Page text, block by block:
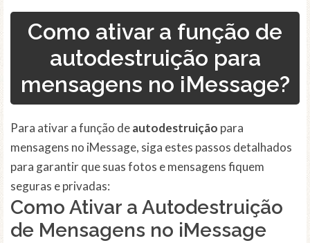
Como ativar a função de
autodestruição para
mensagens no iMessage?
Para ativar a função deautodestruição para
mensagens no iMessage, siga estes passos detalhados
para garantir que suas fotos e mensagens fiquem
seguras e privadas:
Como Ativar a Autodestruição
de Mensagens no iMessage